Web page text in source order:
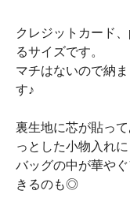
クレジットカード
るサイズです。
マチはないので納
す♪
裏生地に芯が貼っ
っとした小物入れに
バッグの中が華や
きるのも◎